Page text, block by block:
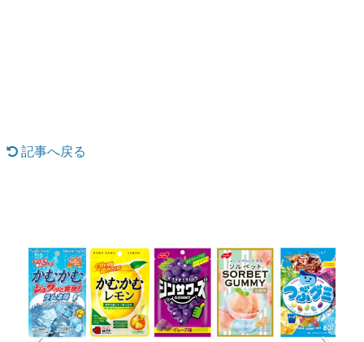
「経験値」「裏技」「ラスボス」… ゲームにまつわる言葉
の起源や用法の変遷を、コンピューター文化史研究家・タ
イニーP氏が徹底調査。
カテゴリ
記事へ戻る